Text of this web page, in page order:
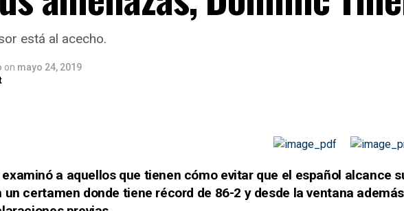
está al acecho.
on mayo 24, 2019
examinó a aquellos que tienen cómo evitar que el español alcance
un certamen donde tiene récord de 86-2 y desde la ventana además